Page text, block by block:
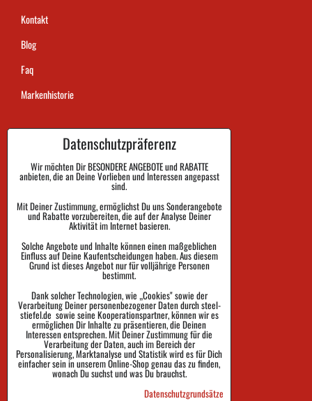
Kontakt
Blog
Faq
Markenhistorie
Dauer der Auftragsausführung
Zahlung
Warenrückgabe und Reklamation
Größe
Schutz der Privatsphäre
Sendungsverfolgung
Datenschutzpräferenz
Wir möchten Dir BESONDERE ANGEBOTE und RABATTE
anbieten, die an Deine Vorlieben und Interessen angepasst
sind.
Mit Deiner Zustimmung, ermöglichst Du uns Sonderangebote
und Rabatte vorzubereiten, die auf der Analyse Deiner
Aktivität im Internet basieren.
Solche Angebote und Inhalte können einen maßgeblichen
Einfluss auf Deine Kaufentscheidungen haben. Aus diesem
Grund ist dieses Angebot nur für volljährige Personen
bestimmt.
Dank solcher Technologien, wie „Cookies" sowie der
Verarbeitung Deiner personenbezogener Daten durch steel-
stiefel.de sowie seine Kooperationspartner, können wir es
ermöglichen Dir Inhalte zu präsentieren, die Deinen
Interessen entsprechen. Mit Deiner Zustimmung für die
Verarbeitung der Daten, auch im Bereich der
Personalisierung, Marktanalyse und Statistik wird es für Dich
einfacher sein in unserem Online-Shop genau das zu finden,
wonach Du suchst und was Du brauchst.
Datenschutzgrundsätze